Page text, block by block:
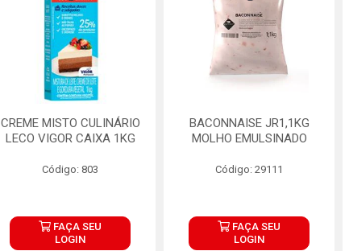
CREME MISTO CULINÁRIO
LECO VIGOR CAIXA 1KG
Código: 803
FAÇA SEU
LOGIN
BACONNAISE JR1,1KG
MOLHO EMULSINADO
Código: 29111
FAÇA SEU
LOGIN